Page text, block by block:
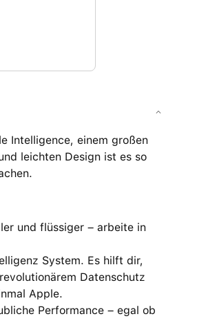
Intelligence, einem großen
leichten Design ist es so
und flüssiger – arbeite in
System. Es hilft dir,
Datenschutz
Apple.
Performance – egal ob